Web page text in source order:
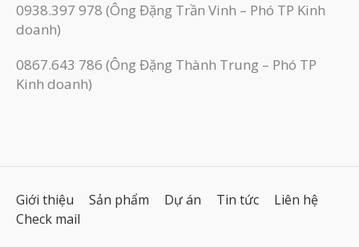
0938.397 978 (Ông Đặng Trần Vinh – Phó TP Kinh
doanh)
0867.643 786 (Ông Đặng Thành Trung – Phó TP
Kinh doanh)
Giới thiệu Sản phẩm Dự án Tin tức
Liên hệ
Check mail